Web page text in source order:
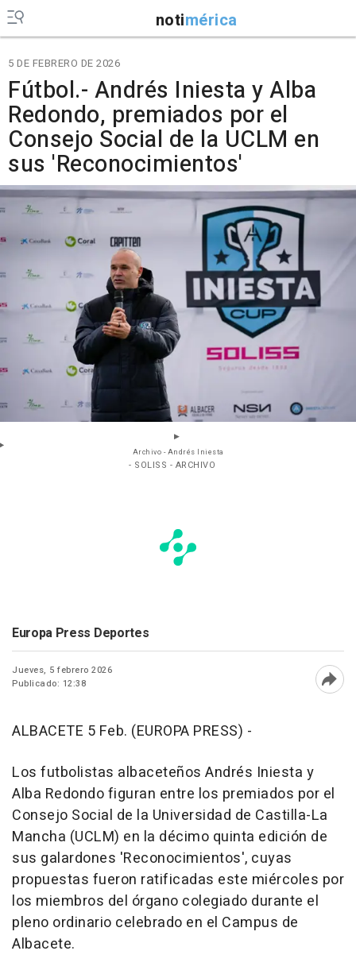
notimérica
5 DE FEBRERO DE 2026
Fútbol.- Andrés Iniesta y Alba
Redondo, premiados por el
Consejo Social de la UCLM en
sus 'Reconocimientos'
Archivo - Andrés Iniesta
- SOLISS - ARCHIVO
Europa Press Deportes
Jueves, 5 febrero 2026
Publicado: 12:38
ALBACETE 5 Feb. (EUROPA PRESS) -
Los futbolistas albaceteños Andrés Iniesta y
Alba Redondo figuran entre los premiados por el
Consejo Social de la Universidad de Castilla-La
Mancha (UCLM) en la décimo quinta edición de
sus galardones 'Reconocimientos', cuyas
propuestas fueron ratificadas este miércoles por
los miembros del órgano colegiado durante el
pleno ordinario celebrado en el Campus de
Albacete.